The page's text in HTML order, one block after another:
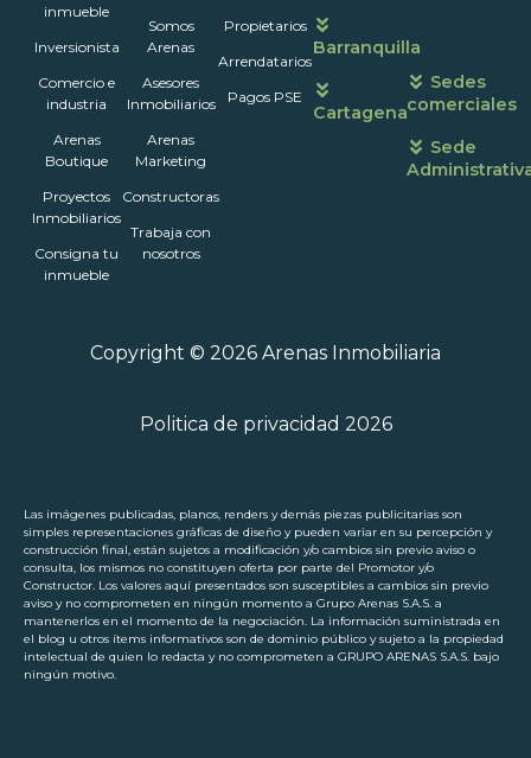
inmueble
Inversionista
Comercio e
industria
Arenas
Boutique
Proyectos
Inmobiliarios
Consigna tu
inmueble
Somos
Arenas
Asesores
Inmobiliarios
Arenas
Marketing
Constructoras
Trabaja con
nosotros
Propietarios
Arrendatarios
Pagos PSE
Barranquilla
Cartagena
atención
Sedes
comerciales
Sede
Copyright © 2026 Arenas Inmobiliaria
Politica de privacidad 2026
Las imágenes publicadas, planos, renders y demás piezas publicitarias son
simples representaciones gráficas de diseño y pueden variar en su percepción y
construcción final, están sujetos a modificación y/o cambios sin previo aviso o
consulta, los mismos no constituyen oferta por parte del Promotor y/o
Constructor. Los valores aquí presentados son susceptibles a cambios sin previo
aviso y no comprometen en ningún momento a Grupo Arenas S.A.S. a
mantenerlos en el momento de la negociación. La información suministrada en
el blog u otros ítems informativos son de dominio público y sujeto a la propiedad
intelectual de quien lo redacta y no comprometen a GRUPO ARENAS S.A.S. bajo
ningún motivo.